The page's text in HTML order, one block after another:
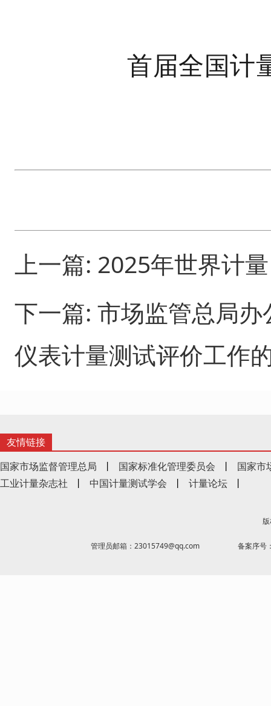
首届全国计量
上一篇: 2025年世界计
下一篇: 市场监管总局
仪表计量测试评价工作
友情链接
国家市场监督管理总局
丨 国家标准化管理委员会 丨
国家市
工业计量杂志社
丨 中国计量测试学会 丨 计量论坛 丨
管理员邮箱：23015749@qq.com 备案序号